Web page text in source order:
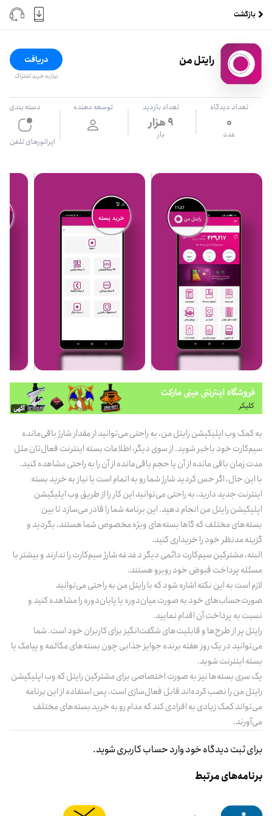
بازگشت
رایتل من دریافت
نیاز به خرید اشتراک
تعداد دیدگاه
0
عدد
تعداد بازدید
۹ هزار
بار
توسعه دهنده دسته بندی
اپراتورهای تلفن همراه
آگهی
به کمک وب اپلیکیشن رایتل من، به راحتی می‌توانید از مقدار شارژ باقی‌مانده
سیم‌کارت خود باخبر شوید. از سوی دیگر، اطلاعات بسته اینترنت فعال‌تان مثل
مدت زمان باقی مانده از آن یا حجم باقی‌مانده از آن را به راحتی مشاهده کنید.
با این حال، اگر حس کردید شارژ شما رو به اتمام است یا نیاز به خرید بسته
اینترنت جدید دارید، به راحتی می‌توانید این کار را از طریق وب اپلیکیشن
اپلیکیشن رایتل من انجام دهید. این برنامه شما را قادر می‌سازد تا بین
بسته‌های مختلف که گاها بسته‌های ویژه مخصوص شما هستند، بگردید و
گزینه مدنظر خود را خریداری کنید.
البته، مشترکین سیم‌کارت دائمی دیگر دغدغه شارژ سیم‌کارت را ندارند و بیشتر با
مسئله پرداخت قبوض خود روبرو هستند.
لازم است به این نکته اشاره شود که با رایتل من به راحتی می‌توانید
صورت‌حساب‌های خود به صورت میان‌دوره یا پایان‌دوره را مشاهده کنید و
نسبت به پرداخت آن‌ اقدام نمایید.
رایتل پر از طرح‌ها و قابلیت‌های شگفت‌انگیز برای کاربران خود است. شما
می‌توانید در یک روز هفته برنده جوایز جذابی چون بسته‌های مکالمه و پیامک یا
بسته اینترنت شوید.
یک سری بسته‌ها نیز به صورت اختصاصی برای مشترکین رایتل که وب اپلیکیشن
رایتل من را نصب کرده‌اند قابل فعال‌سازی است، پس استفاده از این برنامه
می‌تواند کمک زیادی به افرادی کند که مدام رو به خرید بسته‌های مختلف
می‌آورند.
برای ثبت دیدگاه خود وارد حساب کاربری شوید.
برنامه‌های مرتبط